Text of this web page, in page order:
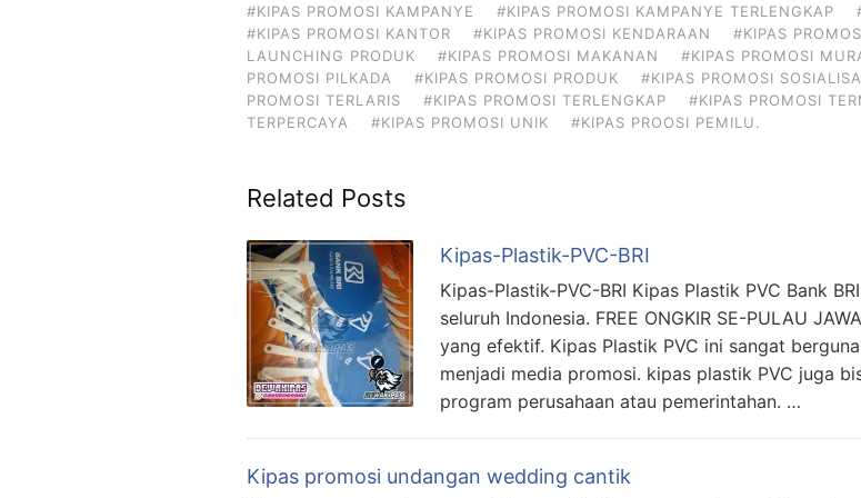
#KIPAS PROMOSI KAMPANYE
#KIPAS PROMOSI KAMPANYE TERLENGKAP
#KIPAS PROMOSI KANTOR
#KIPAS PROMOSI KENDARAAN #KIPAS
LAUNCHING PRODUK
#KIPAS PROMOSI MAKANAN #KIPAS PROMOSI
PROMOSI PILKADA
#KIPAS PROMOSI PRODUK #KIPAS PROMOSI
PROMOSI TERLARIS
#KIPAS PROMOSI TERLENGKAP #KIPAS PROMOSI
TERPERCAYA
#KIPAS PROMOSI UNIK #KIPAS PROOSI PEMILU.
Related Posts
Kipas-Plastik-PVC-BRI
Kipas-Plastik-PVC-BRI Kipas Plastik PVC Bank
seluruh Indonesia. FREE ONGKIR SE-PULAU
yang efektif. Kipas Plastik PVC ini sangat
menjadi media promosi. kipas plastik PVC juga
program perusahaan atau pemerintahan. …
Kipas promosi undangan wedding cantik